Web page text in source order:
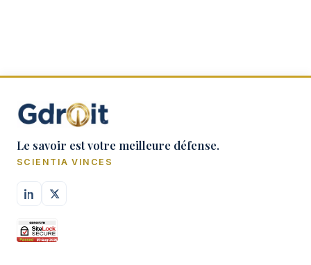
Le savoir est votre meilleure défense.
SCIENTIA VINCES